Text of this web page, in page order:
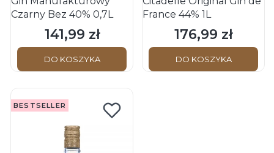
Czarny Bez 40% 0,7L
Cena
141,99 zł
DO KOSZYKA
France 44% 1L
Cena
176,99 zł
DO KOSZYKA
BESTSELLER